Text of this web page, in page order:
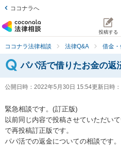
ココナラへ
投稿する
ココナラ法律相談 法律Q&A 借金
パパ活で借りたお金の返
公開日時： 2022年5月30日 15:54更新日時：
緊急相談です。(訂正版)
以前同じ内容で投稿させていただい
で再投稿訂正版です。
パパ活での返金についての相談です。